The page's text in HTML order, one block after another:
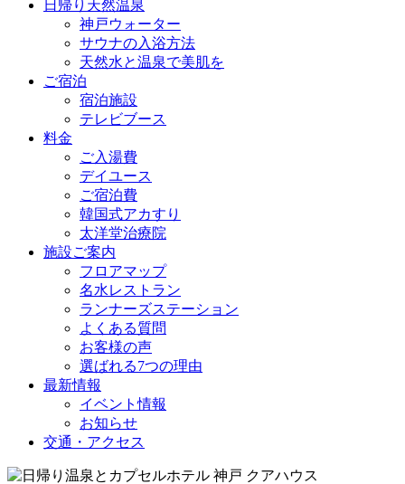
日帰り天然温泉
神戸ウォーター
サウナの入浴方法
天然水と温泉で美肌を
ご宿泊
宿泊施設
テレビブース
料金
ご入湯費
デイユース
ご宿泊費
韓国式アカすり
太洋堂治療院
施設ご案内
フロアマップ
名水レストラン
ランナーズステーション
よくある質問
お客様の声
選ばれる7つの理由
最新情報
イベント情報
お知らせ
交通・アクセス